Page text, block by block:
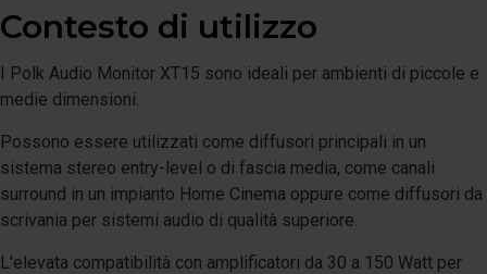
Contesto di utilizzo
I Polk Audio Monitor XT15 sono ideali per ambienti di piccole e
medie dimensioni.
Possono essere utilizzati come diffusori principali in un
sistema stereo entry-level o di fascia media, come canali
surround in un impianto Home Cinema oppure come diffusori da
scrivania per sistemi audio di qualità superiore.
L'elevata compatibilità con amplificatori da 30 a 150 Watt per